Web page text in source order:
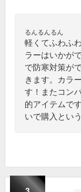
るんるんるん
軽くてふわふ
ラーはいかが
で防寒対策が
きます。カラ
す！またコン
的アイテムで
いで購入とい